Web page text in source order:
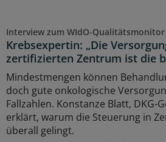
Interview zum WIdO-Qualitätsmonitor
Krebsexpertin: „Die
zertifizierten Zentrum ist die
Mindestmengen können
doch gute onkologische
Fallzahlen. Konstanze Blatt, DKG-
erklärt, warum die Steuerung in
überall gelingt.